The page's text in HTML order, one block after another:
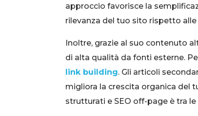
approccio favorisce la
rilevanza del tuo sito rispetto
Inoltre, grazie al suo contenuto
di alta qualità da fonti esterne.
link building. Gli articoli
migliora la crescita organica del
strutturati e SEO off-page è tra